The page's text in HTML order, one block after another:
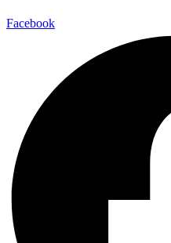
Facebook